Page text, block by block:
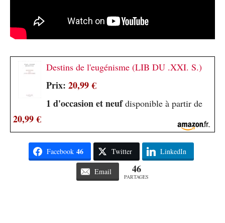
Destins de l'eugénisme (LIB DU .XXI. S.)
Prix: 20,99 €
1 d'occasion et neufdisponible à partir de
20,99 €
Facebook 46 Twitter LinkedIn
Email 46
PARTAGES